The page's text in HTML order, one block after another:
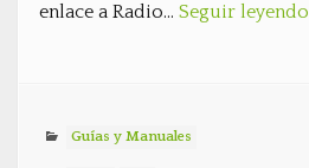
enlace a Radio… Seguir leyendo
Guías y Manuales